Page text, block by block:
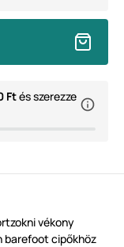
Ftés szerezze
vékony
barefoot cipőkhöz